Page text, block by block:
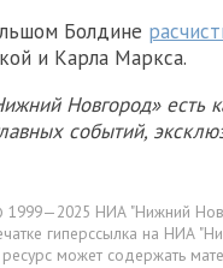
Болдине
и Карла Маркса.
Новгород» есть
событий,
1999—2025 НИА "Нижний
гиперссылка на НИА
может содержать